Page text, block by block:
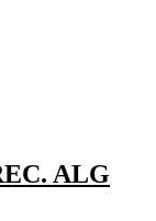
ALG